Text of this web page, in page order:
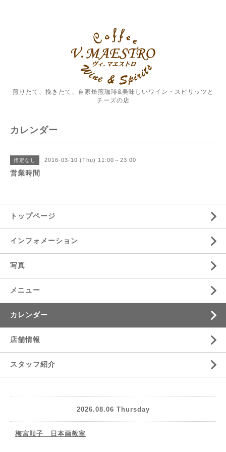
煎りたて、挽きたて、自家焙煎珈琲&美味しいワイン・スピリッツと
チーズの店
カレンダー
指定なし 2016-03-10 (Thu) 11:00～23:00
営業時間
トップページ
インフォメーション
写真
メニュー
カレンダー
店舗情報
スタッフ紹介
2026.08.06 Thursday
梅宮順子 日本画教室